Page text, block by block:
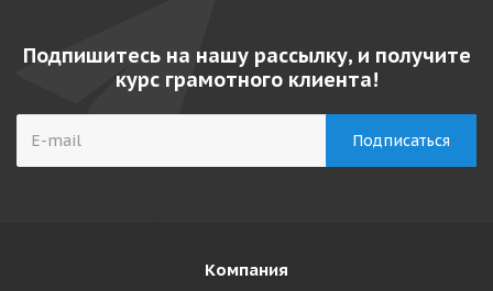
Подпишитесь на нашу рассылку, и получите
курс грамотного клиента!
Компания